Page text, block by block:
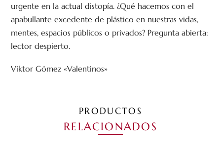
urgente en la actual distopía. ¿Qué hacemos con el
apabullante excedente de plástico en nuestras vidas,
mentes, espacios públicos o privados? Pregunta abierta:
lector despierto.
Víktor Gómez «Valentinos»
PRODUCTOS
RELACIONADOS